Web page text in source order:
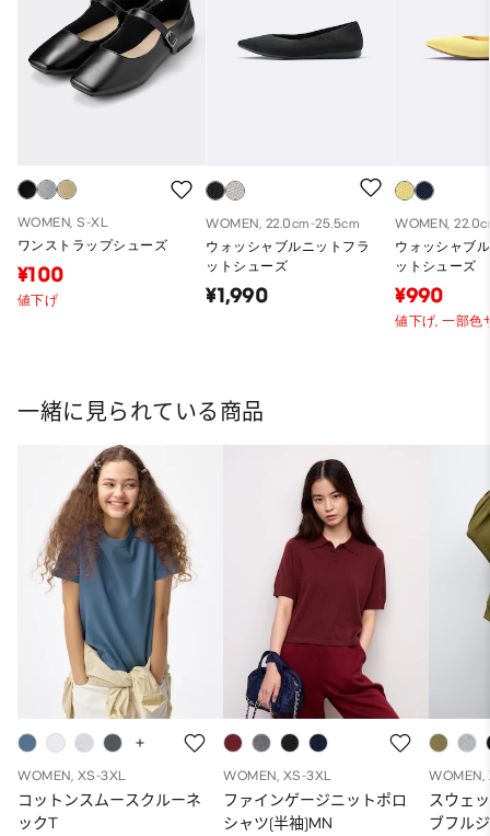
WOMEN, S-XL
ワンストラップシューズ
¥100
値下げ
WOMEN, 22.0cm-25.5cm
ウォッシャブルニットフラ
ットシューズ
¥1,990
WOMEN,
ウォッシャブ
ットシューズ
¥990
値下げ,一部色
一緒に見られている商品
WOMEN, XS-3XL
コットンスムースクルーネ
ックT
WOMEN, XS-3XL
ファインゲージニットポロ
シャツ(半袖)MN
WOMEN,
スウェ
ブフル